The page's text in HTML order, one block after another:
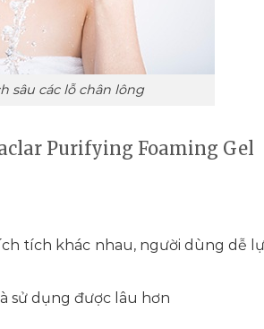
sâu các lỗ chân lông
Purifying Foaming Gel
tích khác nhau, người dùng dễ
sử dụng được lâu hơn